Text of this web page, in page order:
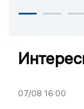
07/08 16:00